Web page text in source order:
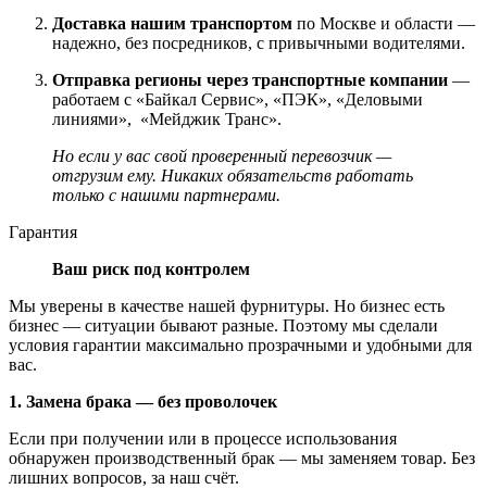
Доставка нашим транспортом по Москве и области —
надежно, без посредников, с привычными водителями.
Отправка регионы через транспортные компании —
работаем с «Байкал Сервис», «ПЭК», «Деловыми
линиями», «Мейджик Транс».
Но если у вас свой проверенный перевозчик —
отгрузим ему. Никаких обязательств работать
только с нашими партнерами.
Гарантия
Ваш риск под контролем
Мы уверены в качестве нашей фурнитуры. Но бизнес есть
бизнес — ситуации бывают разные. Поэтому мы сделали
условия гарантии максимально прозрачными и удобными для
вас.
1. Замена брака — без проволочек
Если при получении или в процессе использования
обнаружен производственный брак — мы заменяем товар. Без
лишних вопросов, за наш счёт.